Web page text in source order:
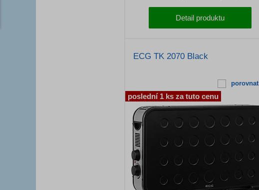
Detail produktu
ECG TK 2070 Black
porovnat
poslední 1 ks za tuto cenu